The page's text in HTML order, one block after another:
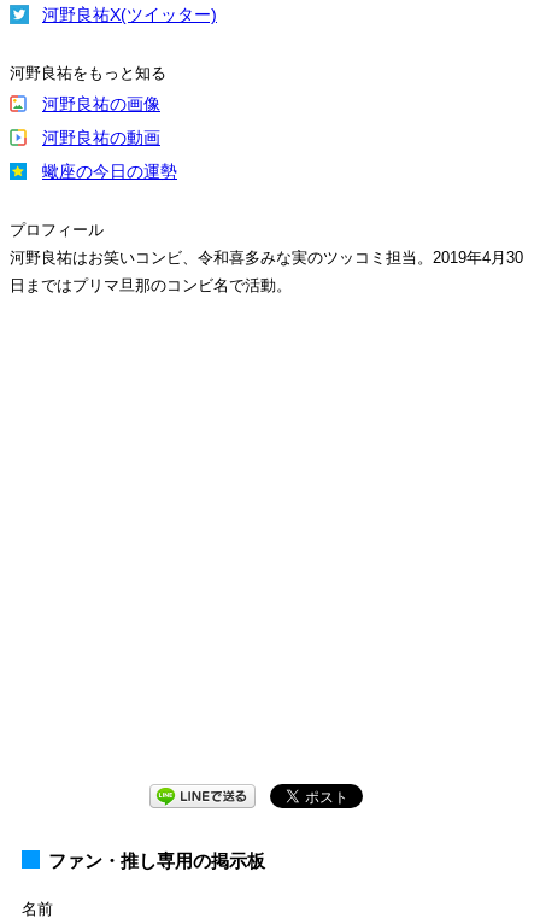
河野良祐X(ツイッター)
河野良祐をもっと知る
河野良祐の画像
河野良祐の動画
蠍座の今日の運勢
プロフィール
河野良祐はお笑いコンビ、令和喜多みな実のツッコミ担当。2019年4月30
日まではプリマ旦那のコンビ名で活動。
ファン・推し専用の掲示板
名前